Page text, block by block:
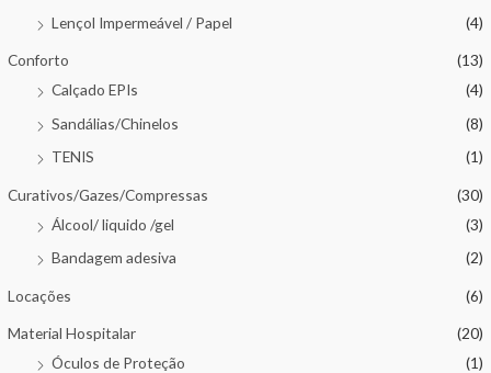
Lençol Impermeável / Papel
(4)
Conforto
(13)
Calçado EPIs
(4)
Sandálias/Chinelos
(8)
TENIS
(1)
Curativos/Gazes/Compressas
(30)
Álcool/ liquido /gel
(3)
Bandagem adesiva
(2)
Locações (6)
Material Hospitalar
(20)
Óculos de Proteção
(1)